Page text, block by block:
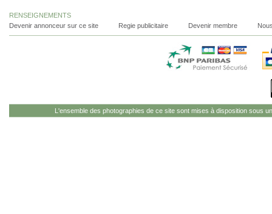
RENSEIGNEMENTS
Devenir annonceur sur ce site
Regie publicitaire Devenir membre
L'ensemble des photographies de ce site sont mises à disposition sous